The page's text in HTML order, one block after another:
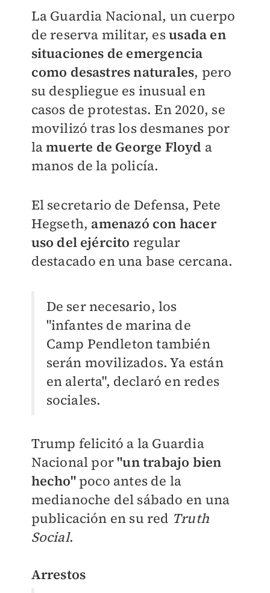
La Guardia Nacional, un cuerpo
de reserva militar, esusada en
situaciones de emergencia
como desastres naturales, pero
su despliegue es inusual en
casos de protestas. En 2020, se
movilizó tras los desmanes por
lamuerte de George Floyd a
manos de la policía.
El secretario de Defensa, Pete
Hegseth, amenazó con hacer
uso del ejército regular
destacado en una base cercana.
De ser necesario, los
"infantes de marina de
Camp Pendleton también
serán movilizados. Ya están
en alerta", declaró en redes
sociales.
Trump felicitó a la Guardia
Nacional por"un trabajo bien
hecho"poco antes de la
medianoche del sábado en una
publicación en su red Truth
Social.
Arrestos